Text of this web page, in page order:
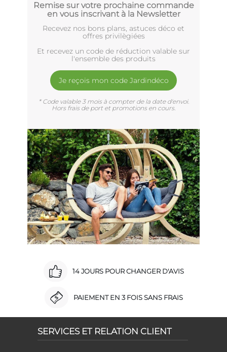
Remise sur votre prochaine commande
en vous inscrivant à la Newsletter
Recevez nos bons plans, astuces déco et
offres privilègiées
Et recevez un code de réduction valable sur
l'ensemble des produits
Je reçois mon code Jardindéco
* Code valable 3 mois à compter de la date d'envoi.
Hors frais de port et promotions en cours.
14 JOURS POUR CHANGER D'AVIS
PAIEMENT EN 3 FOIS SANS FRAIS
SERVICES ET RELATION CLIENT